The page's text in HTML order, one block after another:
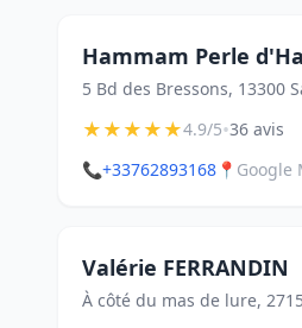
Hammam Perle
5 Bd des Bressons, 13300
★★★★★4.9/5•36 avis
📞+33762893168 📍 Google
Valérie FERRANDIN
À côté du mas de lure,